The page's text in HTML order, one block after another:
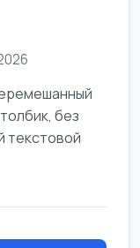
без
текстовой